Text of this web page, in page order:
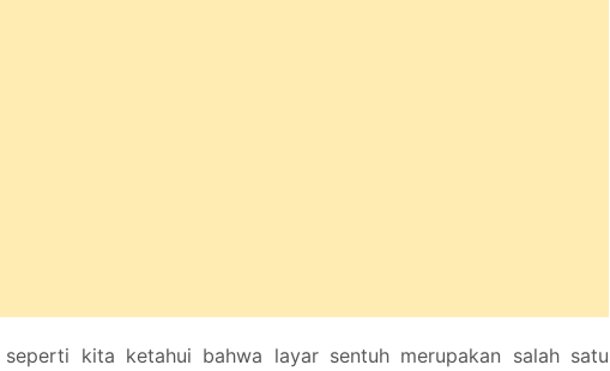
seperti kita ketahui bahwa layar sentuh merupakan salah satu